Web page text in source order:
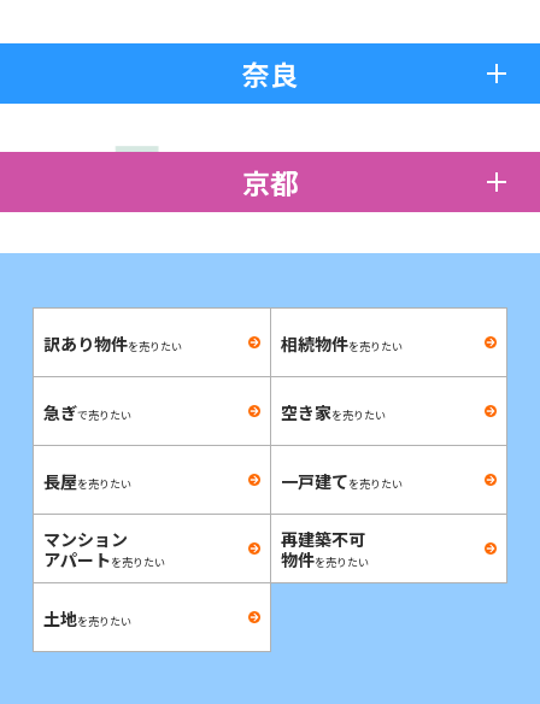
奈良
京都
訳あり物件を売りたい 相続物件を売りたい
急ぎで売りたい 空き家を売りたい
長屋を売りたい 一戸建てを売りたい
マンション
アパートを売りたい
再建築不可
物件を売りたい
土地を売りたい